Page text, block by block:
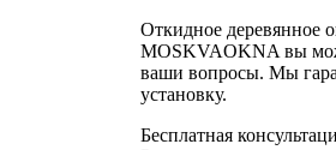
Откидное деревянное
MOSKVAOKNA вы
ваши вопросы. Мы
установку.
Бесплатная